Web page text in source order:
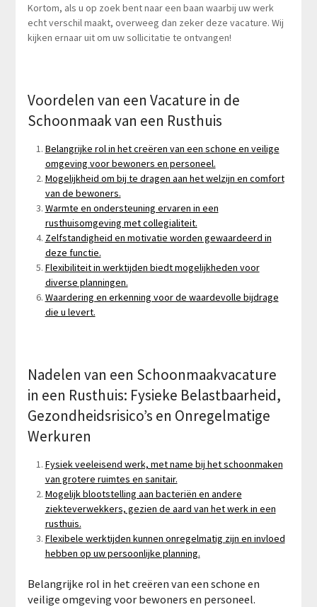
Kortom, als u op zoek bent naar een baan waarbij uw werk
echt verschil maakt, overweeg dan zeker deze vacature. Wij
kijken ernaar uit om uw sollicitatie te ontvangen!
Voordelen van een Vacature in de
Schoonmaak van een Rusthuis
Belangrijke rol in het creëren van een schone en veilige
omgeving voor bewoners en personeel.
Mogelijkheid om bij te dragen aan het welzijn en comfort
van de bewoners.
Warmte en ondersteuning ervaren in een
rusthuisomgeving met collegialiteit.
Zelfstandigheid en motivatie worden gewaardeerd in
deze functie.
Flexibiliteit in werktijden biedt mogelijkheden voor
diverse planningen.
Waardering en erkenning voor de waardevolle bijdrage
die u levert.
Nadelen van een Schoonmaakvacature
in een Rusthuis: Fysieke Belastbaarheid,
Gezondheidsrisico’s en Onregelmatige
Werkuren
Fysiek veeleisend werk, met name bij het schoonmaken
van grotere ruimtes en sanitair.
Mogelijk blootstelling aan bacteriën en andere
ziekteverwekkers, gezien de aard van het werk in een
rusthuis.
Flexibele werktijden kunnen onregelmatig zijn en invloed
hebben op uw persoonlijke planning.
Belangrijke rol in het creëren van een schone en
veilige omgeving voor bewoners en personeel.